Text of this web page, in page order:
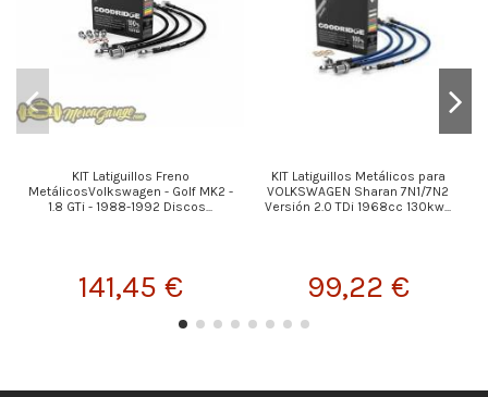
KIT Latiguillos Freno
MetálicosVolkswagen - Golf MK2 -
1.8 GTi - 1988-1992 Discos...
141,45 €
KIT Latiguillos Metálicos para
VOLKSWAGEN Sharan 7N1/7N2
Versión 2.0 TDi 1968cc 130kw...
99,22 €